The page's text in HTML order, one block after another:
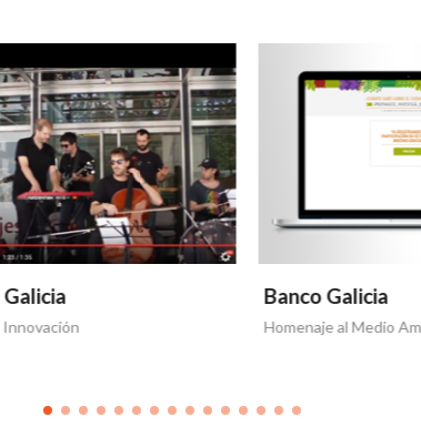
Banco Galicia
Homenaje al Medio Ambiente